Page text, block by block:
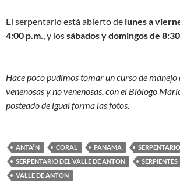
El serpentario está abierto de lunes a
4:00 p.m., y lossábados y domingos de
Hace poco pudimos tomar un curso de manejo
venenosas y no venenosas, con el Biólogo
posteado de igual forma las fotos.
ANTÃ³N CORAL PANAMA
SERPENTARIO
SERPENTARIO DEL VALLE DE ANTON
SERPIENTES
VALLE DE ANTON